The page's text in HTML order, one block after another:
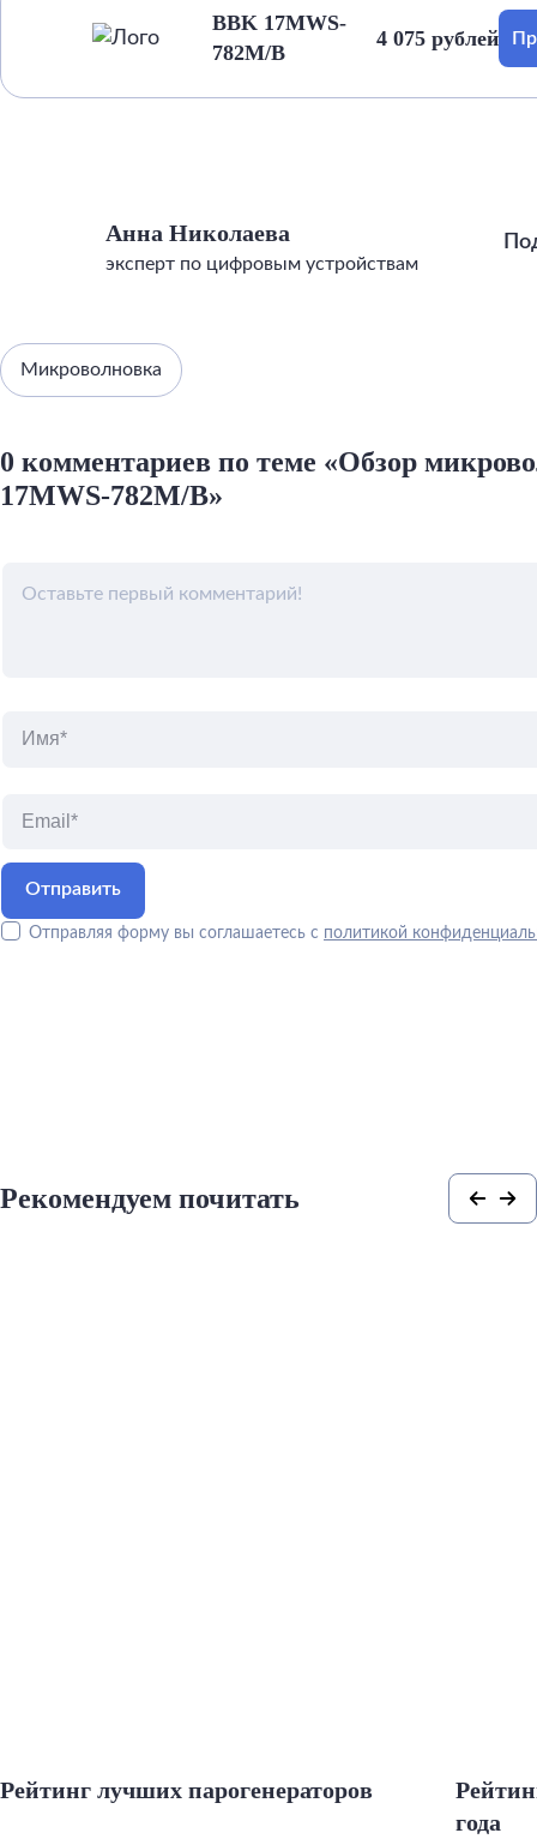
BBK 17MWS-
782M/B
4 075 рублей
Анна Николаева
эксперт по цифровым устройствам
Микроволновка
0 комментариев по теме «Обзор
17MWS-782M/B»
Отправляя форму вы соглашаетесь с политикой
Рекомендуем почитать
Рейтинг лучших парогенераторов
года